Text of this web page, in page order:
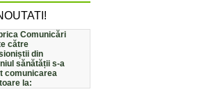
Comunicări
către
din
sănătății s-a
comunicarea
la: